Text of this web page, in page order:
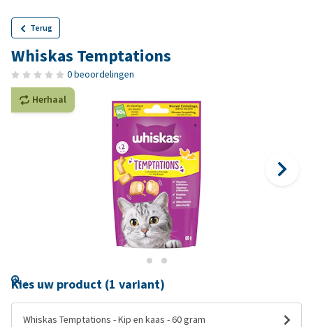
Terug
Whiskas Temptations
0 beoordelingen
Herhaal
Kies uw product (1 variant)
Whiskas Temptations - Kip en kaas - 60 gram